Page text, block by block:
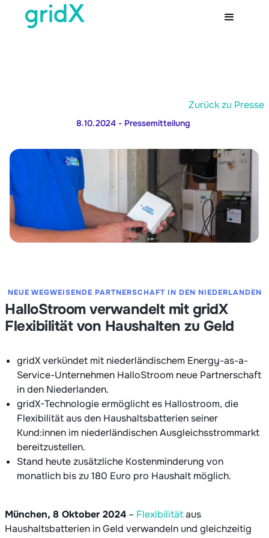
Zurück zu Presse
8.10.2024 - Pressemitteilung
NEUE WEGWEISENDE PARTNERSCHAFT IN DEN NIEDERLANDEN
HalloStroom verwandelt mit gridX
Flexibilität von Haushalten zu Geld
gridX verkündet mit niederländischem Energy-as-a-
Service-Unternehmen HalloStroom neue Partnerschaft
in den Niederlanden.
gridX-Technologie ermöglicht es Hallostroom, die
Flexibilität aus den Haushaltsbatterien seiner
Kund:innen im niederländischen Ausgleichsstrommarkt
bereitzustellen.
Stand heute zusätzliche Kostenminderung von
monatlich bis zu 180 Euro pro Haushalt möglich.
München, 8 Oktober 2024 – Flexibilitätaus
Haushaltsbatterien in Geld verwandeln und gleichzeitig